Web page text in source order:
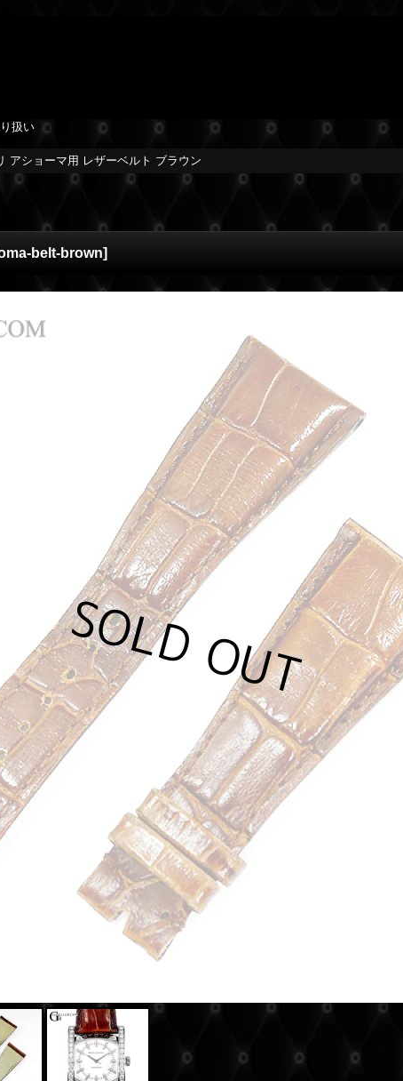
扱い
アショーマ用 レザーベルト ブラウン
belt-brown]